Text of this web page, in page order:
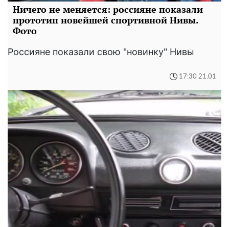
Ничего не меняется: россияне показали
прототип новейшей спортивной Нивы.
Фото
Россияне показали свою "новинку" Нивы
17:30 21.01